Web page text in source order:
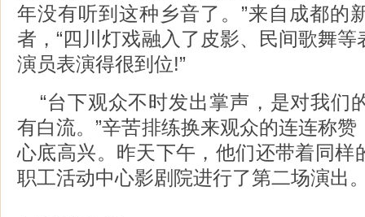
年没有听到这种乡音了。”来自成都的
者，“四川灯戏融入了皮影、民间歌舞
演员表演得很到位!”
“台下观众不时发出掌声，是对我们
有白流。”辛苦排练换来观众的连连称
心底高兴。昨天下午，他们还带着同样
职工活动中心影剧院进行了第二场演出